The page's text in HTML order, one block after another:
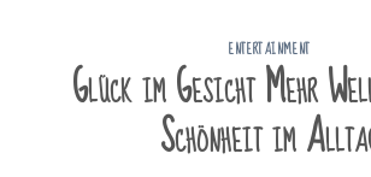
ENTERTAINMENT
Glück im Gesicht Mehr
Schönheit im